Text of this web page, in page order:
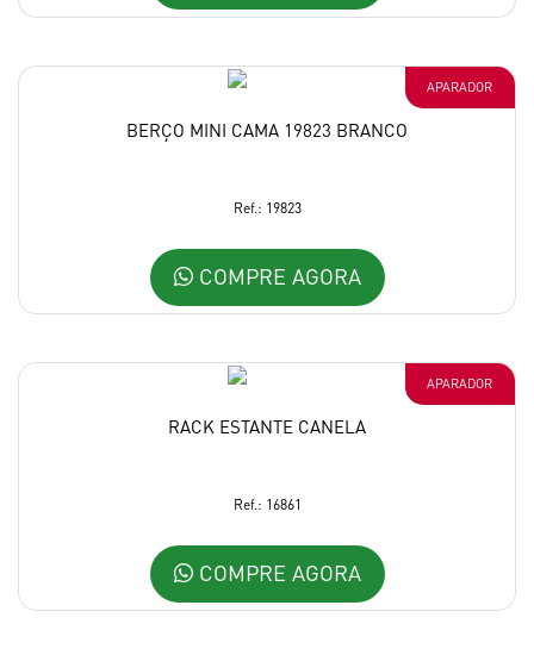
APARADOR
BERÇO MINI CAMA 19823 BRANCO
Ref.: 19823
COMPRE AGORA
APARADOR
RACK ESTANTE CANELA
Ref.: 16861
COMPRE AGORA